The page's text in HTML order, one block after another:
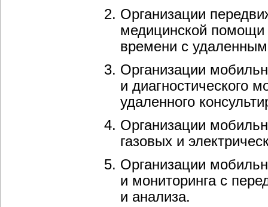
Организации
медицинской помощи
времени с
Организации
и диагностического
удаленного
Организации
газовых и
Организации
и мониторинга с
и анализа.